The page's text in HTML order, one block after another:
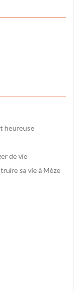
heureuse
de vie
sa vie à Mèze